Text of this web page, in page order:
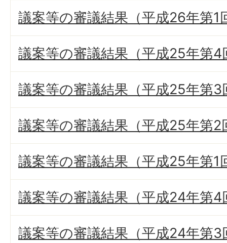
議案等の審議結果（平成26年第1
議案等の審議結果（平成25年第4
議案等の審議結果（平成25年第3
議案等の審議結果（平成25年第2
議案等の審議結果（平成25年第1
議案等の審議結果（平成24年第4
議案等の審議結果（平成24年第3